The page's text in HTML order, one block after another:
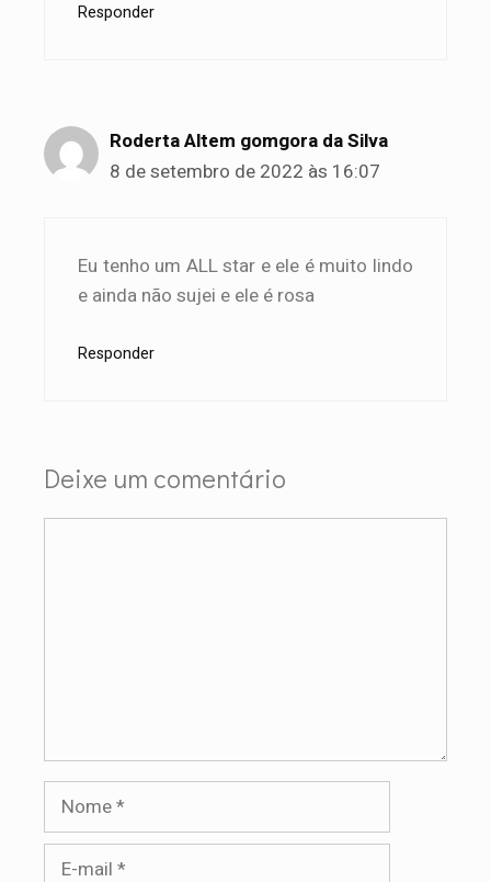
Responder
Roderta Altem gomgora da Silva
8 de setembro de 2022 às 16:07
Eu tenho um ALL star e ele é muito lindo
e ainda não sujei e ele é rosa
Responder
Deixe um comentário
Nome